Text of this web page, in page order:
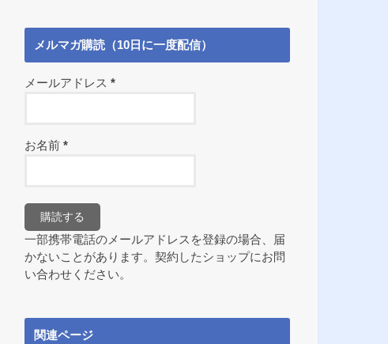
メルマガ購読（10日に一度配信）
メールアドレス *
お名前 *
一部携帯電話のメールアドレスを登録の場合、届
かないことがあります。契約したショップにお問
い合わせください。
関連ページ